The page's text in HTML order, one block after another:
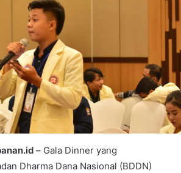
– Gala Dinner yang
Dharma Dana Nasional (BDDN)